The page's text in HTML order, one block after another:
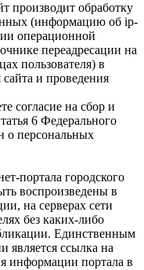
производит обработку
(информацию об ip-
операционной
переадресации на
пользователя) в
и проведения
согласие на сбор и
6 Федерального
о персональных
портала городского
воспроизведены в
на серверах сети
без каких-либо
Единственным
является ссылка на
информации портала в